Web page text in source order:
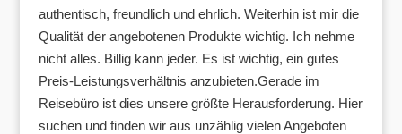
authentisch, freundlich und ehrlich. Weiterhin ist mir die
Qualität der angebotenen Produkte wichtig. Ich nehme
nicht alles. Billig kann jeder. Es ist wichtig, ein gutes
Preis-Leistungsverhältnis anzubieten.Gerade im
Reisebüro ist dies unsere größte Herausforderung. Hier
suchen und finden wir aus unzählig vielen Angeboten